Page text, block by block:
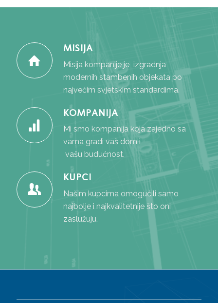
MISIJA
Misija kompanije je izgradnja
modernih stambenih objekata po
najvećim svjetskim standardima.
KOMPANIJA
Mi smo kompanija koja zajedno sa
vama gradi vaš dom i
vašu budućnost.
KUPCI
Našim kupcima omogućili samo
najbolje i najkvalitetnije što oni
zaslužuju.